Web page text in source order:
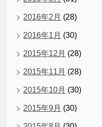
2016年2月 (28)
2016年1月 (30)
2015年12月 (28)
2015年11月 (28)
2015年10月 (30)
2015年9月 (30)